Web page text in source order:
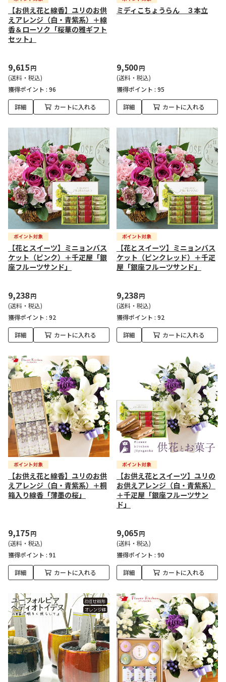
【お供え花と線香】ユリのお供
えアレンジ（白・青紫系）＋線
香＆ローソク「桜華の雅ギフト
セット」
9,615円
(送料・税込)
獲得ポイント : 96
詳細 カートに入れる
ミディこちょうらん ３本立
9,500円
(送料・税込)
獲得ポイント : 95
詳細 カートに入れる
【花とスイーツ】ミニョンバス
ケット（ピンク）＋千疋屋「銀
座フルーツサンド」
9,238円
(送料・税込)
獲得ポイント : 92
詳細 カートに入れる
【花とスイーツ】ミニョンバス
ケット（ピンクレッド）＋千疋
屋「銀座フルーツサンド」
9,238円
(送料・税込)
獲得ポイント : 92
詳細 カートに入れる
【お供え花と線香】ユリのお供
えアレンジ（白・青紫系）＋桐
箱入り線香「薄墨の桜」
9,175円
(送料・税込)
獲得ポイント : 91
詳細 カートに入れる
【お供え花とスイーツ】ユリの
お供えアレンジ（白・青紫系）
＋千疋屋「銀座フルーツサン
ド」
9,065円
(送料・税込)
獲得ポイント : 90
詳細 カートに入れる